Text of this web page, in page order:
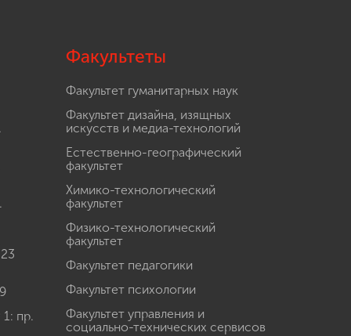
пр.
Факультеты
Факультет гуманитарных наук
Факультет дизайна, изящных
искусств и медиа-технологий
Естественно-географический
факультет
Химико-технологический
факультет
Физико-технологический
факультет
Факультет педагогики
Факультет психологии
Факультет управления и
социально-технических сервисов